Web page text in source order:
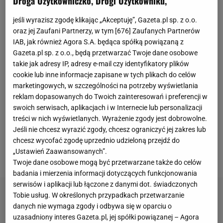
popularnego przed laty bloga "Total Frat Move". W
grudniu 2015 r. Spiranac zadebiutowała w
zawodowymturnieju w Dubaju. Alesportowa kariera
nie jest jej głównym źródłem dochodu - są nim
media społecznościowe. W czerwcu zeszłego roku
popularny magazyn "Maxim" umieścił ją na okładce,
ogłaszając "najseksowniejszą kobietą świata". Na
Instagramieobserwuje ją 3,7 mln użytkowników,
choć przy okazji nie brakuje krytyków - zarzuca się jej
m.in. seksualizację kobiecego golfa.
jeśli wyrazisz zgodę klikając „Akceptuję”, Gazeta.pl sp. z o.o.
oraz jej Zaufani Partnerzy, w tym [676] Zaufanych Partnerów
IAB, jak również Agora S.A. będąca spółką powiązaną z
Gazeta.pl sp. z o.o., będą przetwarzać Twoje dane osobowe
takie jak adresy IP, adresy e-mail czy identyfikatory plików
cookie lub inne informacje zapisane w tych plikach do celów
marketingowych, w szczególności na potrzeby wyświetlania
reklam dopasowanych do Twoich zainteresowań i preferencji w
swoich serwisach, aplikacjach i w Internecie lub personalizacji
treści w nich wyświetlanych. Wyrażenie zgody jest dobrowolne.
Jeśli nie chcesz wyrazić zgody, chcesz ograniczyć jej zakres lub
chcesz wycofać zgodę uprzednio udzieloną przejdź do
„Ustawień Zaawansowanych”.
Twoje dane osobowe mogą być przetwarzane także do celów
badania i mierzenia informacji dotyczących funkcjonowania
serwisów i aplikacji lub łączone z danymi dot. świadczonych
Tobie usług. W określonych przypadkach przetwarzanie
danych nie wymaga zgody i odbywa się w oparciu o
uzasadniony interes Gazeta.pl, jej spółki powiązanej – Agora